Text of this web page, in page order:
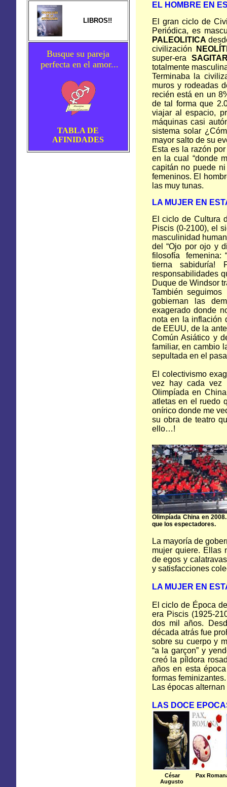
LIBROS!!
Busque su pareja
perfecta en el amor...
TABLA DE
AFINIDADES
EL HOMBRE EN
El gran ciclo de
Periódica, es
PALEOLITICA
civilización
super-era
totalmente
Terminaba la
muros y rodeadas
recién está en un
de tal forma que
viajar al espacio,
máquinas casi
sistema solar
mayor salto de su
Esta es la razón
en la cual “donde
capitán no puede
femeninos. El
las muy tunas.
LA MUJER EN
El ciclo de Cultura
Piscis (0-2100), el
masculinidad
del “Ojo por ojo y
filosofía femenina:
tierna sabiduría!
responsabilidades
Duque de Windsor
También
gobiernan las
exagerado donde
nota en la inflación
de EEUU, de la
Común Asiático y
familiar, en cambio
sepultada en el
El colectivismo
vez hay cada vez
Olimpíada en
atletas en el ruedo
onírico donde me
su obra de teatro
ello…!
Olimpíada China en
que los espectadores.
La mayoría de
mujer quiere. Ellas
de egos y
y satisfacciones
LA MUJER EN
El ciclo de Época
era Piscis (1925-
dos mil años.
década atrás fue
sobre su cuerpo y
“a la garçon” y
creó la píldora
años en esta
formas
Las épocas
LAS DOCE
César
Augusto
Pax